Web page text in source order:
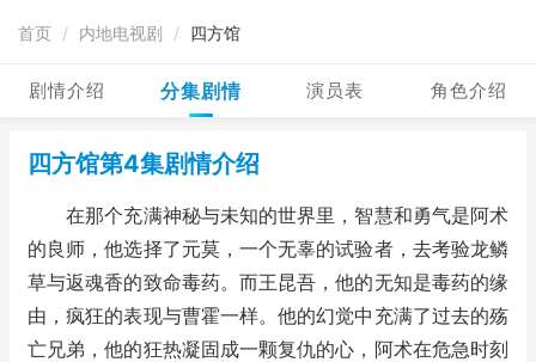
首页 / 内地电视剧 / 四方馆
剧情介绍 分集剧情 演员表 角色介绍
四方馆第4集剧情介绍
在那个充满神秘与未知的世界里，智慧和勇气是阿术
的良师，他选择了元莫，一个无辜的试验者，去考验龙鳞
草与返魂香的致命毒药。而王昆吾，他的无知是毒药的缘
由，疯狂的表现与曹霍一样。他的幻觉中充满了过去的殇
亡兄弟，他的狂热凝固成一颗复仇的心，阿术在危急时刻